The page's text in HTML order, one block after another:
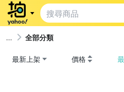
全部分類
最新上架 價格